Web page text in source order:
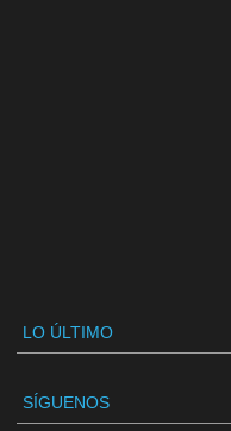
LO ÚLTIMO
SÍGUENOS